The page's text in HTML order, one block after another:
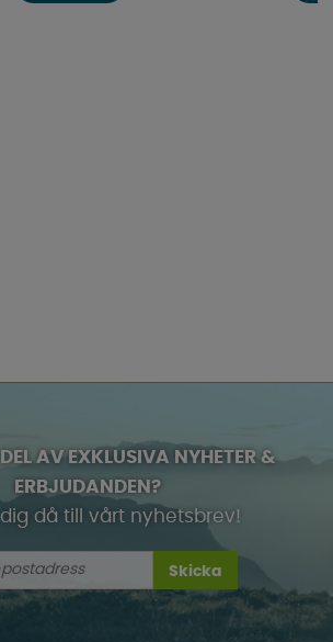
AV EXKLUSIVA NYHETER &
ERBJUDANDEN?
då till vårt nyhetsbrev!
Skicka